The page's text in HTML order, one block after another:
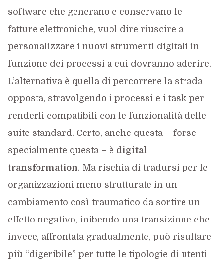
software che generano e conservano le
fatture elettroniche, vuol dire riuscire a
personalizzare i nuovi strumenti digitali in
funzione dei processi a cui dovranno aderire.
L’alternativa è quella di percorrere la strada
opposta, stravolgendo i processi e i task per
renderli compatibili con le funzionalità delle
suite standard. Certo, anche questa – forse
specialmente questa – è digital
transformation. Ma rischia di tradursi per le
organizzazioni meno strutturate in un
cambiamento così traumatico da sortire un
effetto negativo, inibendo una transizione che
invece, affrontata gradualmente, può risultare
più “digeribile” per tutte le tipologie di utenti